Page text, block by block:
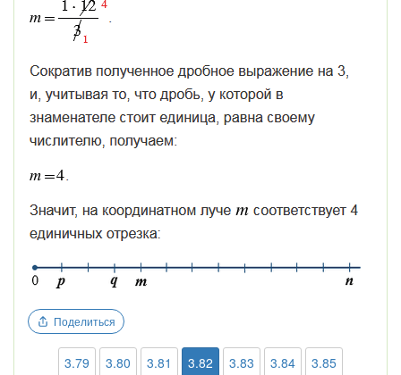
Поделиться
3.79 3.80 3.81 3.82 3.83 3.84 3.85